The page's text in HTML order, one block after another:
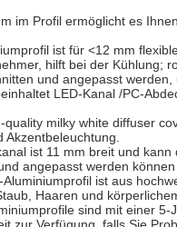
im Profil ermöglicht es
ist für <12 mm
hilft bei der Kühlung;
und angepasst
LED-Kanal /PC-
milky white diffuser
ist 11 mm breit und
angepasst werden können
ist aus
Haaren und
sind mit einer